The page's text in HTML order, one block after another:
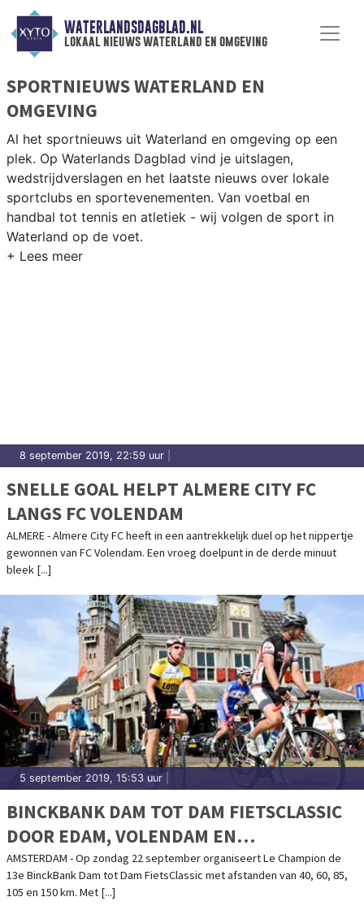
WATERLANDSDAGBLAD.NL
lokaal nieuws waterland en omgeving
SPORTNIEUWS WATERLAND EN
OMGEVING
Al het sportnieuws uit Waterland en omgeving op een
plek. Op Waterlands Dagblad vind je uitslagen,
wedstrijdverslagen en het laatste nieuws over lokale
sportclubs en sportevenementen. Van voetbal en
handbal tot tennis en atletiek - wij volgen de sport in
Waterland op de voet.
8 september 2019, 22:59 uur
SNELLE GOAL HELPT ALMERE CITY FC
LANGS FC VOLENDAM
ALMERE - Almere City FC heeft in een aantrekkelijk duel op het nippertje
gewonnen van FC Volendam. Een vroeg doelpunt in de derde minuut
bleek [...]
5 september 2019, 15:53 uur
BINCKBANK DAM TOT DAM FIETSCLASSIC
DOOR EDAM, VOLENDAM EN
MONNICKENDAM
AMSTERDAM - Op zondag 22 september organiseert Le Champion de
13e BinckBank Dam tot Dam FietsClassic met afstanden van 40, 60, 85,
105 en 150 km. Met [...]